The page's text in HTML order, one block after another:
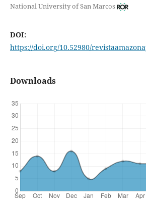
National University of San Marcos
DOI:
https://doi.org/10.52980/
Downloads